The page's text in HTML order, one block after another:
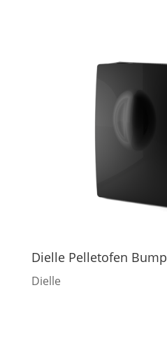
Dielle Pelletofen Bump
Dielle